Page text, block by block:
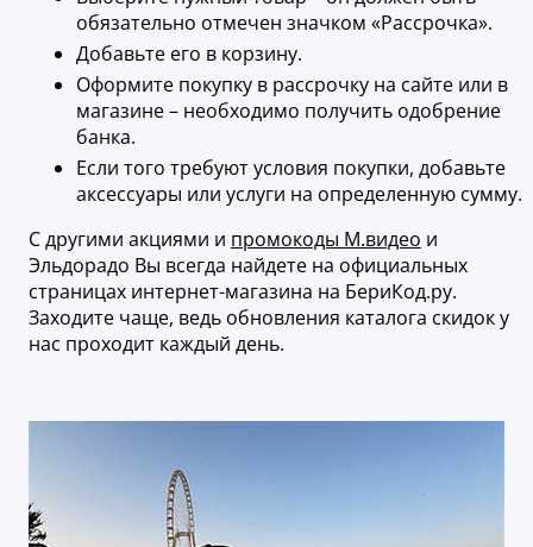
обязательно отмечен значком «Рассрочка».
Добавьте его в корзину.
Оформите покупку в рассрочку на сайте или в
магазине – необходимо получить одобрение
банка.
Если того требуют условия покупки, добавьте
аксессуары или услуги на определенную сумму.
С другими акциями и промокоды М.видео и
Эльдорадо Вы всегда найдете на официальных
страницах интернет-магазина на БериКод.ру.
Заходите чаще, ведь обновления каталога скидок у
нас проходит каждый день.